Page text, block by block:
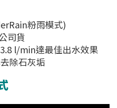
粉雨模式)
司貨
l/min達最佳出水效果
除石灰垢